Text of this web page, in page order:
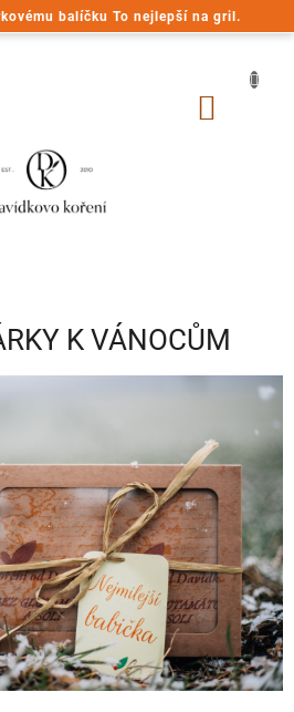
balíčku To nejlepší na gril.
K VÁNOCŮM